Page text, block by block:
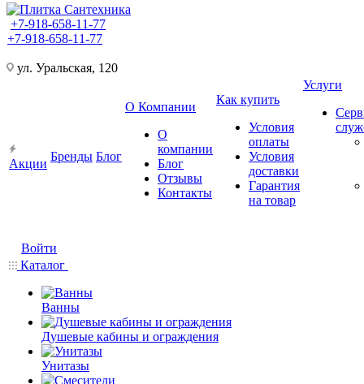
+7-918-658-11-77
+7-918-658-11-77
ул. Уральская, 120
Акции
Бренды Блог
О Компании
О
компании
Блог
Отзывы
Контакты
Как купить
Условия
оплаты
Условия
доставки
Гарантия
на товар
Услуги
Войти
Каталог
Ванны
Душевые кабины и ограждения
Унитазы